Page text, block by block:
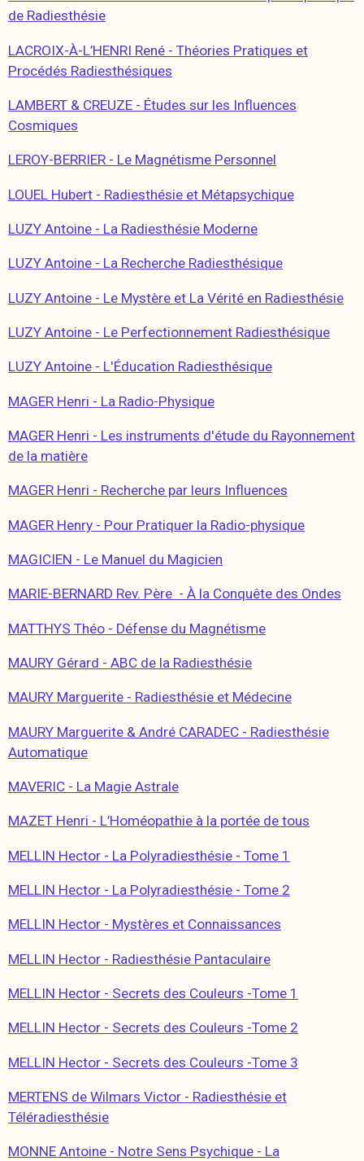
de Radiesthésie
LACROIX-À-L’HENRI René - Théories Pratiques et
Procédés Radiesthésiques
LAMBERT & CREUZE - Études sur les Influences
Cosmiques
LEROY-BERRIER - Le Magnétisme Personnel
LOUEL Hubert - Radiesthésie et Métapsychique
LUZY Antoine - La Radiesthésie Moderne
LUZY Antoine - La Recherche Radiesthésique
LUZY Antoine - Le Mystère et La Vérité en Radiesthésie
LUZY Antoine - Le Perfectionnement Radiesthésique
LUZY Antoine - L'Éducation Radiesthésique
MAGER Henri - La Radio-Physique
MAGER Henri - Les instruments d'étude du Rayonnement
de la matière
MAGER Henri - Recherche par leurs Influences
MAGER Henry - Pour Pratiquer la Radio-physique
MAGICIEN - Le Manuel du Magicien
MARIE-BERNARD Rev. Père - À la Conquête des Ondes
MATTHYS Théo - Défense du Magnétisme
MAURY Gérard - ABC de la Radiesthésie
MAURY Marguerite - Radiesthésie et Médecine
MAURY Marguerite & André CARADEC - Radiesthésie
Automatique
MAVERIC - La Magie Astrale
MAZET Henri - L’Homéopathie à la portée de tous
MELLIN Hector - La Polyradiesthésie - Tome 1
MELLIN Hector - La Polyradiesthésie - Tome 2
MELLIN Hector - Mystères et Connaissances
MELLIN Hector - Radiesthésie Pantaculaire
MELLIN Hector - Secrets des Couleurs -Tome 1
MELLIN Hector - Secrets des Couleurs -Tome 2
MELLIN Hector - Secrets des Couleurs -Tome 3
MERTENS de Wilmars Victor - Radiesthésie et
Téléradiesthésie
MONNE Antoine - Notre Sens Psychique - La